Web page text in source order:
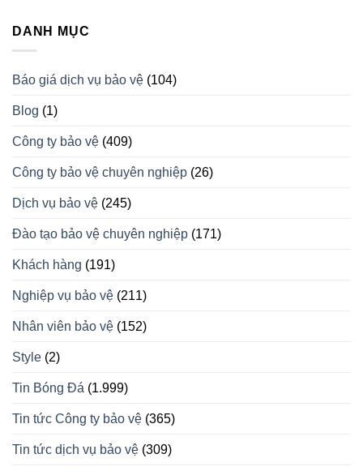
DANH MỤC
Báo giá dịch vụ bảo vệ (104)
Blog (1)
Công ty bảo vệ (409)
Công ty bảo vệ chuyên nghiệp (26)
Dịch vụ bảo vệ (245)
Đào tạo bảo vệ chuyên nghiệp (171)
Khách hàng (191)
Nghiệp vụ bảo vệ (211)
Nhân viên bảo vệ (152)
Style (2)
Tin Bóng Đá (1.999)
Tin tức Công ty bảo vệ (365)
Tin tức dịch vụ bảo vệ (309)